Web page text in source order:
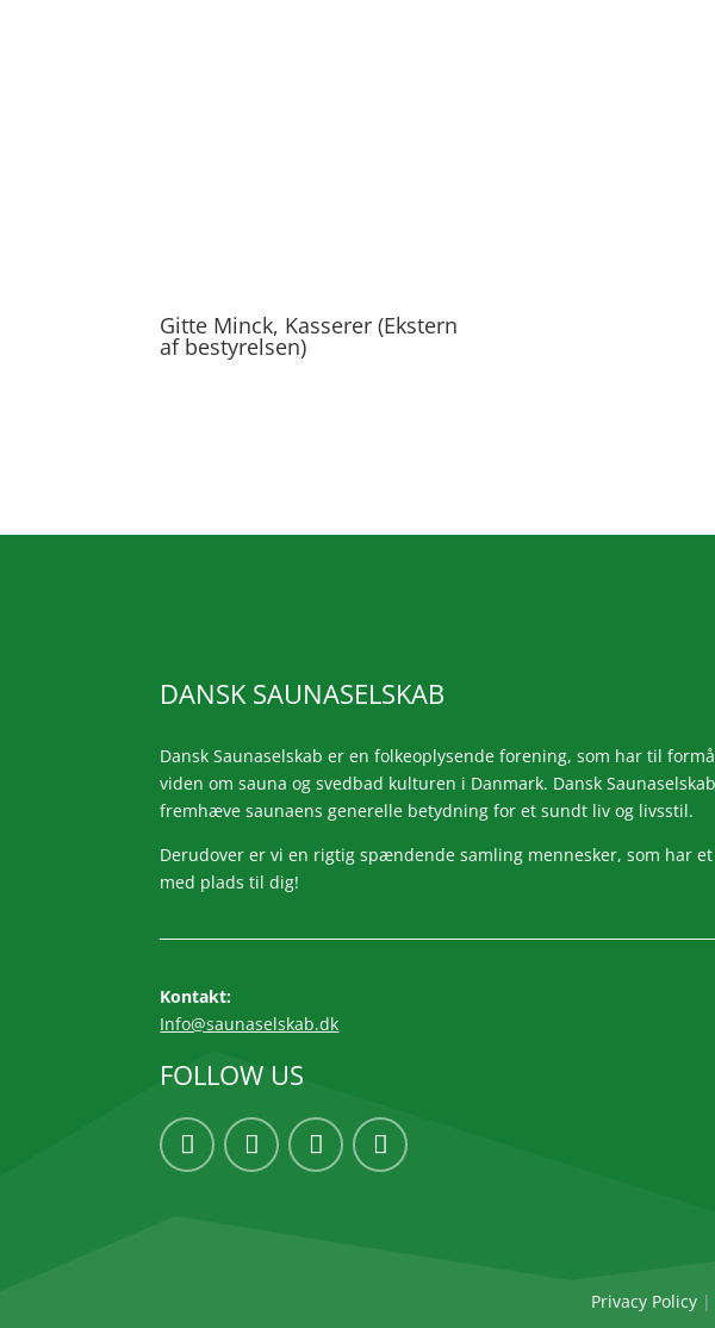
Gitte Minck, Kasserer (Ekstern
af bestyrelsen)
DANSK SAUNASELSKAB
Dansk Saunaselskab er en folkeoplysende forening, som har til
viden om sauna og svedbad kulturen i Danmark. Dansk
fremhæve saunaens generelle betydning for et sundt liv og livsstil.
Derudover er vi en rigtig spændende samling mennesker, som har
med plads til dig!
Kontakt:
Info@saunaselskab.dk
FOLLOW US
Privacy Policy |